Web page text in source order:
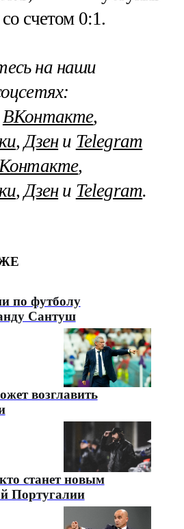
счетом 0:1.
на наши
ВКонтакте,
, Дзени Telegram
,
, Дзени Telegram.
по футболу
Сантуш
возглавить
станет новым
Португалии